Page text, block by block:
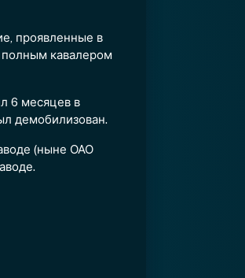
проявленные в
полным кавалером
6 месяцев в
демобилизован.
(ныне ОАО